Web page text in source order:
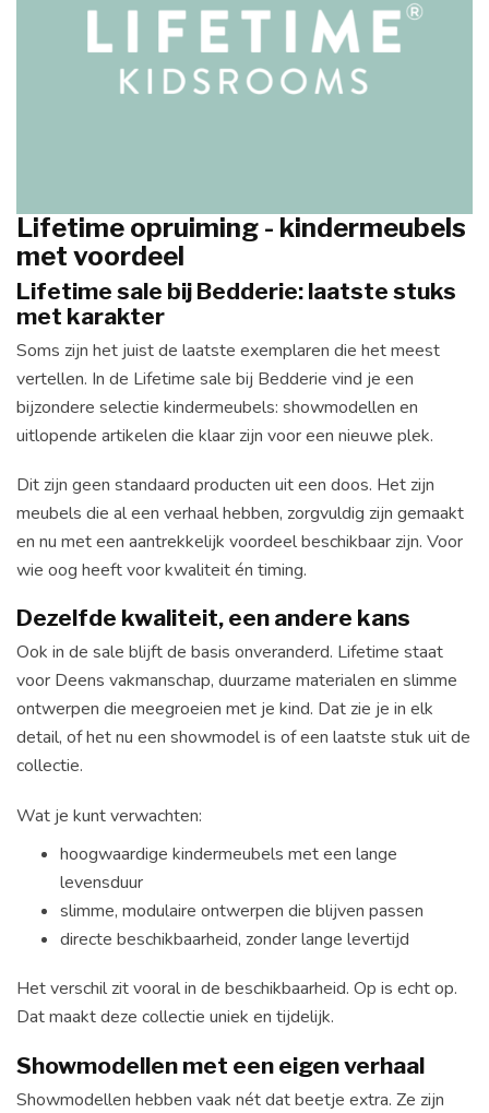
Lifetime opruiming - kindermeubels
met voordeel
Lifetime sale bij Bedderie: laatste stuks
met karakter
Soms zijn het juist de laatste exemplaren die het meest
vertellen. In de Lifetime sale bij Bedderie vind je een
bijzondere selectie kindermeubels: showmodellen en
uitlopende artikelen die klaar zijn voor een nieuwe plek.
Dit zijn geen standaard producten uit een doos. Het zijn
meubels die al een verhaal hebben, zorgvuldig zijn gemaakt
en nu met een aantrekkelijk voordeel beschikbaar zijn. Voor
wie oog heeft voor kwaliteit én timing.
Dezelfde kwaliteit, een andere kans
Ook in de sale blijft de basis onveranderd. Lifetime staat
voor Deens vakmanschap, duurzame materialen en slimme
ontwerpen die meegroeien met je kind. Dat zie je in elk
detail, of het nu een showmodel is of een laatste stuk uit de
collectie.
Wat je kunt verwachten:
hoogwaardige kindermeubels met een lange
levensduur
slimme, modulaire ontwerpen die blijven passen
directe beschikbaarheid, zonder lange levertijd
Het verschil zit vooral in de beschikbaarheid. Op is echt op.
Dat maakt deze collectie uniek en tijdelijk.
Showmodellen met een eigen verhaal
Showmodellen hebben vaak nét dat beetje extra. Ze zijn